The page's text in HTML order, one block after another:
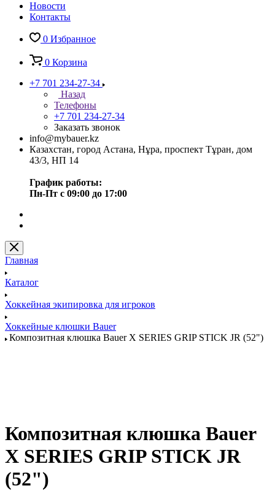
Новости
Контакты
0 Избранное
0 Корзина
+7 701 234-27-34
Назад
Телефоны
+7 701 234-27-34
Заказать звонок
info@mybauer.kz
Казахстан, город Астана, Нұра, проспект Тұран, дом
43/3, НП 14
График работы:
Пн-Пт с 09:00 до 17:00
Главная
Каталог
Хоккейная экипировка для игроков
Хоккейные клюшки Bauer
Композитная клюшка Bauer X SERIES GRIP STICK JR (52")
Композитная клюшка Bauer
X SERIES GRIP STICK JR
(52")